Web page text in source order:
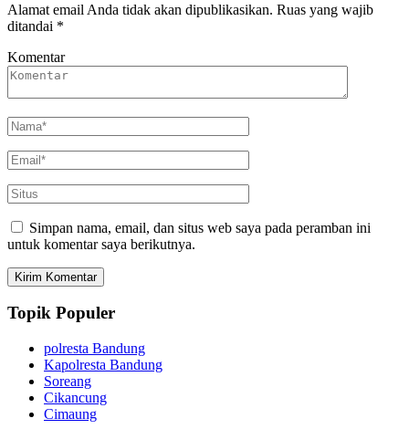
Alamat email Anda tidak akan dipublikasikan. Ruas yang wajib
ditandai *
Komentar
Simpan nama, email, dan situs web saya pada peramban ini
untuk komentar saya berikutnya.
Topik Populer
polresta Bandung
Kapolresta Bandung
Soreang
Cikancung
Cimaung